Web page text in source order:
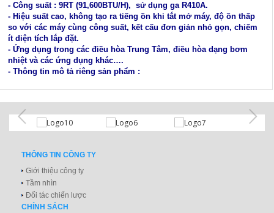
- Công suất : 9RT (91,600BTU/H), sử dụng ga R410A.
- Hiệu suất cao, không tạo ra tiếng ồn khi tắt mở máy, độ ồn thấp
so với các máy cùng công suất, kết cấu đơn giản nhỏ gọn, chiếm
ít diện tích lắp đặt.
- Ứng dụng trong các điều hòa Trung Tâm, điều hòa dạng bơm
nhiệt và các ứng dụng khác….
- Thông tin mô tả riêng sản phẩm :
THÔNG TIN CÔNG TY
Giới thiệu công ty
Tầm nhìn
Đối tác chiến lược
CHÍNH SÁCH